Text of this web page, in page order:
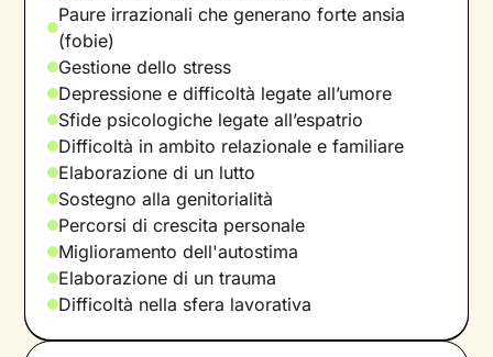
Paure irrazionali che generano forte ansia
(fobie)
Gestione dello stress
Depressione e difficoltà legate all’umore
Sfide psicologiche legate all’espatrio
Difficoltà in ambito relazionale e familiare
Elaborazione di un lutto
Sostegno alla genitorialità
Percorsi di crescita personale
Miglioramento dell'autostima
Elaborazione di un trauma
Difficoltà nella sfera lavorativa